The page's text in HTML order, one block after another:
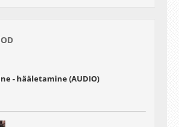
- hääletamine (AUDIO)